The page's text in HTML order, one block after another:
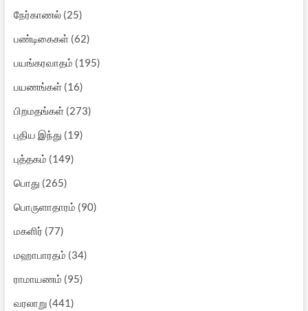
நேர்காணல்(25)
பண்டிகைகள்(62)
பயங்கரவாதம் (195)
பயணங்கள்(16)
பிறமதங்கள்(273)
புதிய இந்து (19)
புத்தகம் (149)
பொது (265)
பொருளாதாரம் (90)
மகளிர் (77)
மஹாபாரதம் (34)
ராமாயணம் (95)
வரலாறு(441)